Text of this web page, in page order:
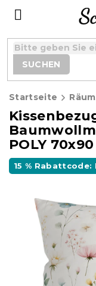
SUCHEN
Startseite
POLY
15 % Rabattcode: